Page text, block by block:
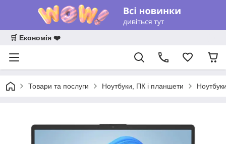
🛒 Економія ❤️
Товари та послуги Ноутбуки, ПК і планшети